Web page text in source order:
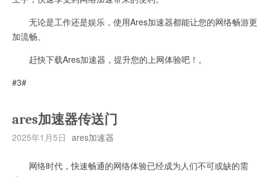
无论是工作还是娱乐，使用Ares加速器都能让您的网络畅游更
加流畅。
赶快下载Ares加速器，提升您的上网体验吧！。
#3#
ares加速器传送门
2025年1月5日 ares加速器
网络时代，快速畅通的网络体验已经成为人们不可或缺的需